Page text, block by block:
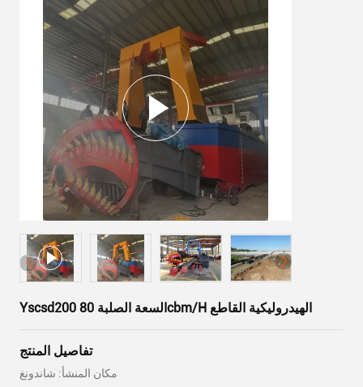
Yscsd200 السعة الصلبة 80cbm/H الهيدروليكية القاطع
تفاصيل المنتج
مكان المنشأ: شاندونغ